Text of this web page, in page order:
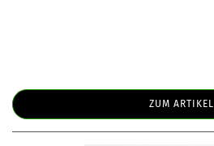
ZUM ARTIKEL